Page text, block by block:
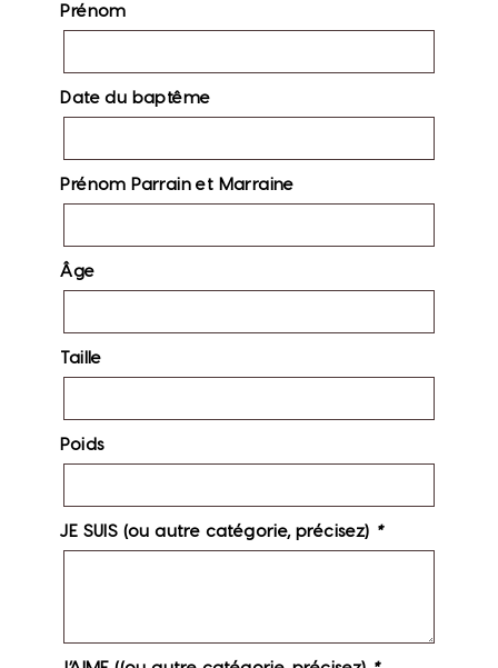
Prénom
Date du baptême
Prénom Parrain et Marraine
Âge
Taille
Poids
JE SUIS (ou autre catégorie, précisez) *